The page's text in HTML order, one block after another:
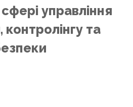
управління
та